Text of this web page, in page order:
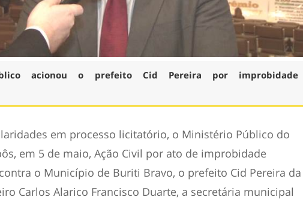
acionou o prefeito Cid Pereira por improbidade
em processo licitatório, o Ministério Público do
em 5 de maio, Ação Civil por ato de improbidade
o Município de Buriti Bravo, o prefeito Cid Pereira da
Carlos Alarico Francisco Duarte, a secretária municipal